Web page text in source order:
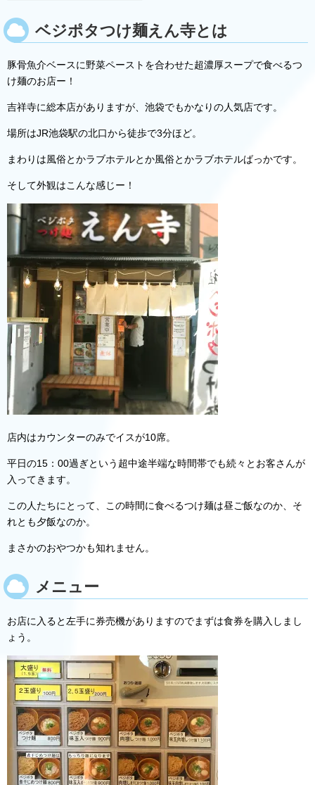
ベジポタつけ麺えん寺とは
豚骨魚介ベースに野菜ペーストを合わせた超濃厚スープで食べるつ
け麺のお店ー！
吉祥寺に総本店がありますが、池袋でもかなりの人気店です。
場所はJR池袋駅の北口から徒歩で3分ほど。
まわりは風俗とかラブホテルとか風俗とかラブホテルばっかです。
そして外観はこんな感じー！
店内はカウンターのみでイスが10席。
平日の15：00過ぎという超中途半端な時間帯でも続々とお客さんが
入ってきます。
この人たちにとって、この時間に食べるつけ麺は昼ご飯なのか、そ
れとも夕飯なのか。
まさかのおやつかも知れません。
メニュー
お店に入ると左手に券売機がありますのでまずは食券を購入しまし
ょう。